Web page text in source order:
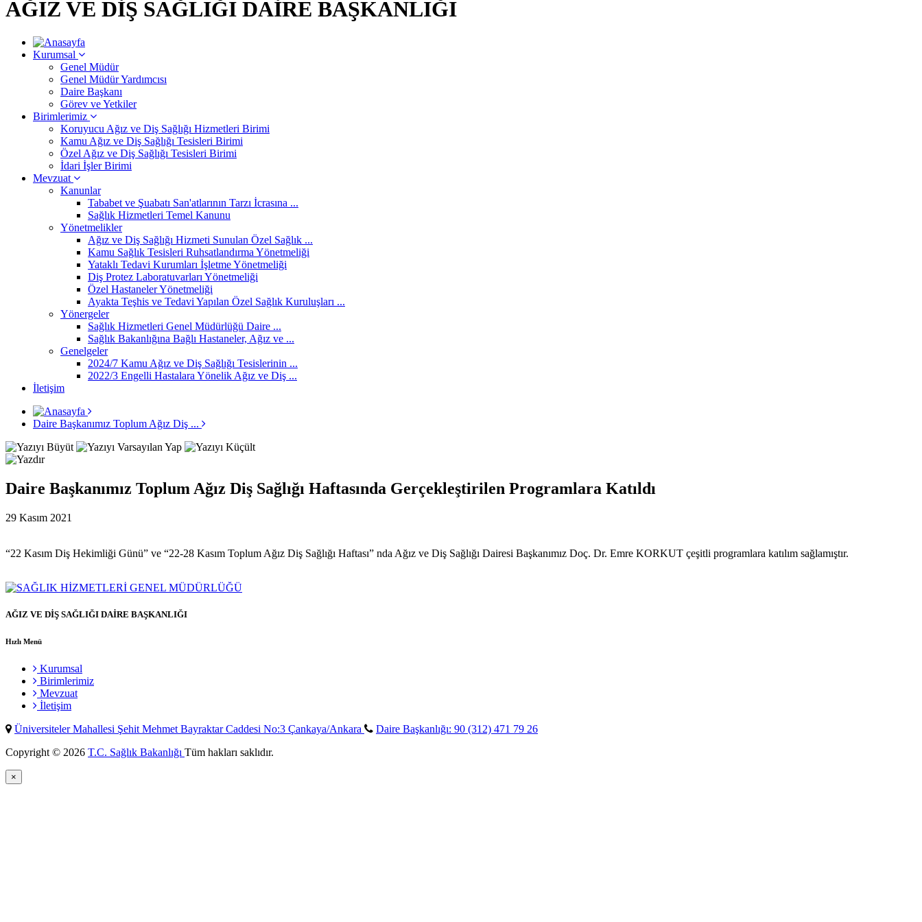
AĞIZ VE DİŞ SAĞLIĞI DAİRE BAŞKANLIĞI
Kurumsal
Genel Müdür
Genel Müdür Yardımcısı
Daire Başkanı
Görev ve Yetkiler
Birimlerimiz
Koruyucu Ağız ve Diş Sağlığı Hizmetleri Birimi
Kamu Ağız ve Diş Sağlığı Tesisleri Birimi
Özel Ağız ve Diş Sağlığı Tesisleri Birimi
İdari İşler Birimi
Mevzuat
Kanunlar
Tababet ve Şuabatı San'atlarının Tarzı İcrasına ...
Sağlık Hizmetleri Temel Kanunu
Yönetmelikler
Ağız ve Diş Sağlığı Hizmeti Sunulan Özel Sağlık ...
Kamu Sağlık Tesisleri Ruhsatlandırma Yönetmeliği
Yataklı Tedavi Kurumları İşletme Yönetmeliği
Diş Protez Laboratuvarları Yönetmeliği
Özel Hastaneler Yönetmeliği
Ayakta Teşhis ve Tedavi Yapılan Özel Sağlık Kuruluşları ...
Yönergeler
Sağlık Hizmetleri Genel Müdürlüğü Daire ...
Sağlık Bakanlığına Bağlı Hastaneler, Ağız ve ...
Genelgeler
2024/7 Kamu Ağız ve Diş Sağlığı Tesislerinin ...
2022/3 Engelli Hastalara Yönelik Ağız ve Diş ...
İletişim
Daire Başkanımız Toplum Ağız Diş ...
Daire Başkanımız Toplum Ağız Diş Sağlığı Haftasında Gerçekleştirilen Programlara Katıldı
29 Kasım 2021
“22 Kasım Diş Hekimliği Günü” ve “22-28 Kasım Toplum Ağız Diş Sağlığı Haftası” nda Ağız ve Diş Sağlığı Dairesi Başkanımız Doç. Dr. Emre KORKUT çeşitli programlara katılım sağlamıştır.
AĞIZ VE DİŞ SAĞLIĞI DAİRE BAŞKANLIĞI
Hızlı Menü
Kurumsal
Birimlerimiz
Mevzuat
İletişim
Üniversiteler Mahallesi Şehit Mehmet Bayraktar Caddesi No:3 Çankaya/Ankara
Daire Başkanlığı: 90 (312) 471 79 26
Copyright © 2026 T.C. Sağlık Bakanlığı Tüm hakları saklıdır.
×